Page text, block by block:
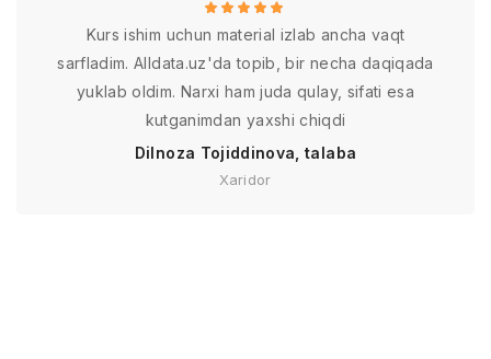
Kurs ishim uchun material izlab ancha vaqt
sarfladim. Alldata.uz'da topib, bir necha daqiqada
yuklab oldim. Narxi ham juda qulay, sifati esa
kutganimdan yaxshi chiqdi
Dilnoza Tojiddinova, talaba
Xaridor